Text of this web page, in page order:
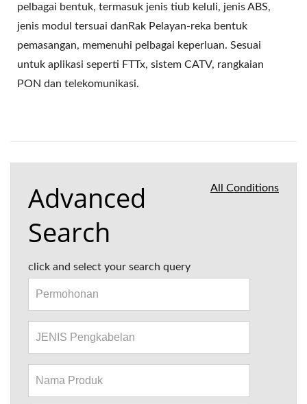
pelbagai bentuk, termasuk jenis tiub keluli, jenis ABS,
jenis modul tersuai danRak Pelayan-reka bentuk
pemasangan, memenuhi pelbagai keperluan. Sesuai
untuk aplikasi seperti FTTx, sistem CATV, rangkaian
PON dan telekomunikasi.
All Conditions
Advanced
Search
click and select your search query